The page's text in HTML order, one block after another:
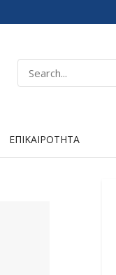
ΕΠΙΚΑΙΡΟΤΗΤΑ